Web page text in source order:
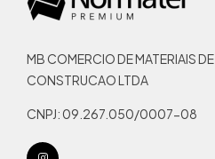
MB COMERCIO DE MATERIAIS DE
CONSTRUCAO LTDA
CNPJ: 09.267.050/0007-08